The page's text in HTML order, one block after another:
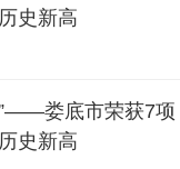
史新高
”——娄底市荣获7项
史新高